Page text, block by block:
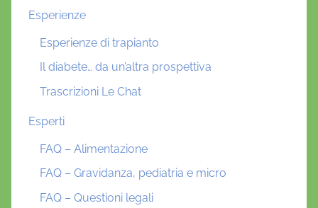
Esperienze
Esperienze di trapianto
Il diabete… da un’altra prospettiva
Trascrizioni Le Chat
Esperti
FAQ – Alimentazione
FAQ – Gravidanza, pediatria e micro
FAQ – Questioni legali